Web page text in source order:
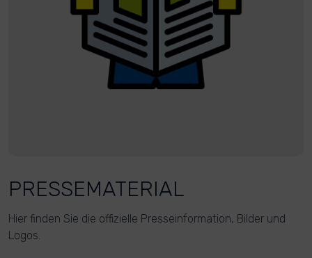
PRESSEMATERIAL
Hier finden Sie die offizielle Presseinformation, Bilder und
Logos.